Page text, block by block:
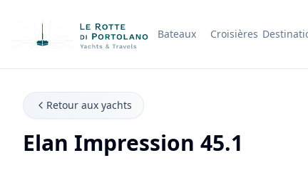
Nom de l'entreprise Bateaux Croisières
Retour aux yachts
Elan Impression 45.1